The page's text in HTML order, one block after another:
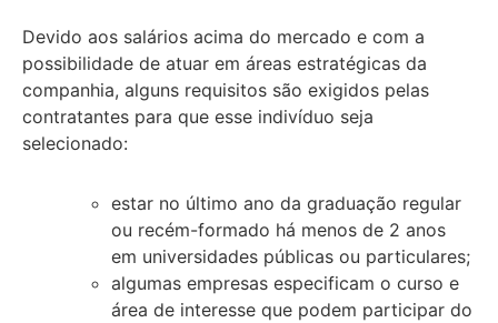
Devido aos salários acima do mercado e com a
possibilidade de atuar em áreas estratégicas da
companhia, alguns requisitos são exigidos pelas
contratantes para que esse indivíduo seja
selecionado:
estar no último ano da graduação regular
ou recém-formado há menos de 2 anos
em universidades públicas ou particulares;
algumas empresas especificam o curso e
área de interesse que podem participar do